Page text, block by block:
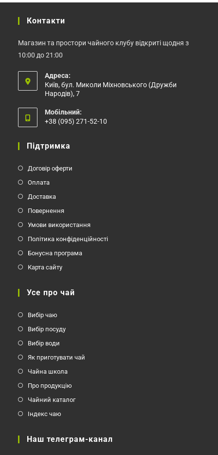
Контакти
Магазин та простори чайного клубу відкриті щодня з
10:00 до 21:00
Адреса:
Київ, бул. Миколи Міхновського (Дружби
Народів), 7
Мобільний:
+38 (095) 271-52-10
у
застосунку
Підтримка
Договір оферти
Оплата
Доставка
Повернення
Умови використання
Політика конфіденційності
Бонусна програма
Карта сайту
Усе про чай
Вибір чаю
Вибір посуду
Вибір води
Як приготувати чай
Чайна школа
Про продукцію
Чайний каталог
Індекс чаю
Наш телеграм-канал